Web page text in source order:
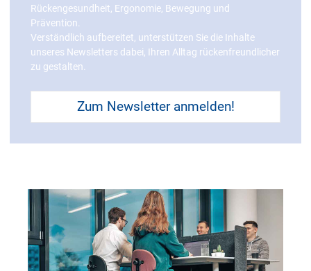
Rückengesundheit, Ergonomie, Bewegung und
Prävention.
Verständlich aufbereitet, unterstützen Sie die Inhalte
unseres Newsletters dabei, Ihren Alltag rückenfreundlicher
zu gestalten.
Zum Newsletter anmelden!